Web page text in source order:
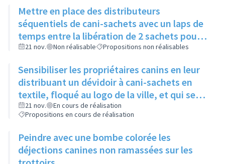
Mettre en place des distributeurs
séquentiels de cani-sachets avec un laps de
temps entre la libération de 2 sachets pour
limiter les vols
21 nov. Non réalisable Propositions non réalisables
Sensibiliser les propriétaires canins en leur
distribuant un dévidoir à cani-sachets en
textile, floqué au logo de la ville, et qui se
fixe à la laisse
21 nov.
En cours de réalisation
Propositions en cours de réalisation
Peindre avec une bombe colorée les
déjections canines non ramassées sur les